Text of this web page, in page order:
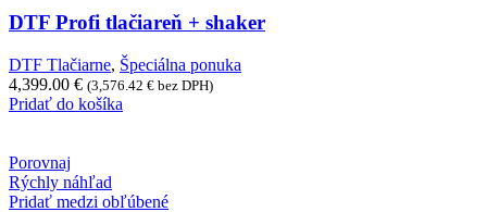
DTF Profi tlačiareň + shaker
DTF Tlačiarne, Špeciálna ponuka
4,399.00 € (3,576.42 € bez DPH)
Pridať do košíka
Porovnaj
Rýchly náhľad
Pridať medzi obľúbené